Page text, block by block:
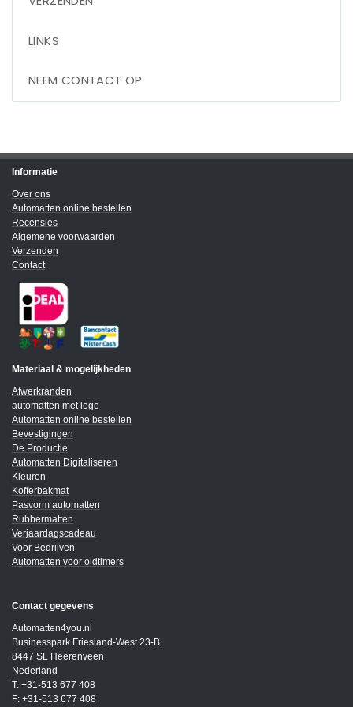
LINKS
NEEM CONTACT OP
Informatie
Over ons
Automatten online bestellen
Recensies
Algemene voorwaarden
Verzenden
Contact
Materiaal & mogelijkheden
Afwerkranden
automatten met logo
Automatten online bestellen
Bevestigingen
De Productie
Automatten Digitaliseren
Kleuren
Kofferbakmat
Pasvorm automatten
Rubbermatten
Verjaardagscadeau
Voor Bedrijven
Automatten voor oldtimers
Contact gegevens
Automatten4you.nl
Businesspark Friesland-West 23-B
8447 SL Heerenveen
Nederland
T: +31-513 677 408
F: +31-513 677 408